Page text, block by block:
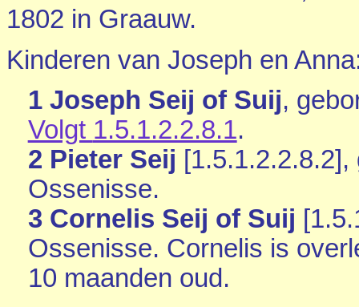
1802 in Graauw.
Kinderen van Joseph en
1 Joseph Seij of Suij,
Volgt 1.5.1.2.2.8.1.
2 Pieter Seij [1.5.1.2.2.8.2],
Ossenisse.
3 Cornelis Seij of Suij [
Ossenisse. Cornelis is
10 maanden oud.